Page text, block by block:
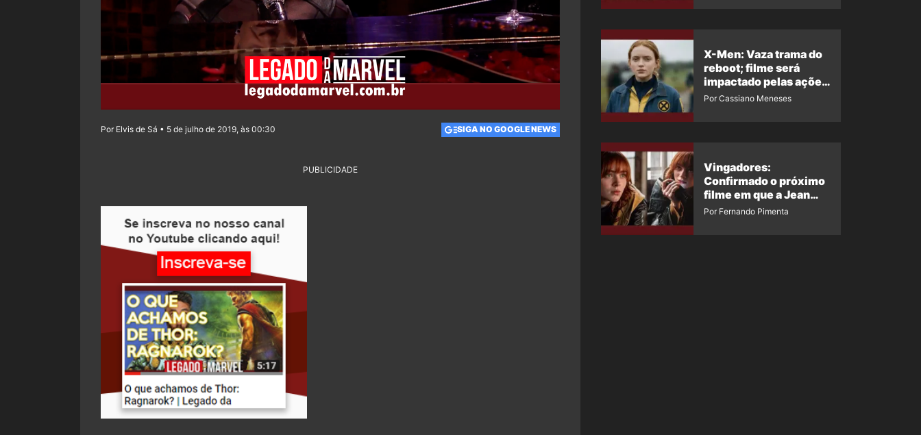
Por Elvis de Sá • 5 de julho de 2019, às 00:30 SIGA NO GOOGLE NEWS
PUBLICIDADE
X-Men: Vaza trama do
reboot; filme será
impactado pelas ações
de Jean Grey em
Por Cassiano Meneses
Vingadores:
Confirmado o próximo
filme em que a Jean
Grey irá aparecer
Por Fernando Pimenta